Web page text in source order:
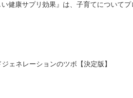
い健康サプリ効果』は、子育てについて
ェネレーションのツボ【決定版】